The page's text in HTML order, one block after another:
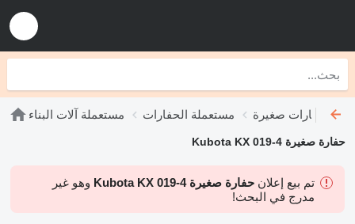
مستعملة آلات البناء مستعملة الحفارات حفارات صغيرة
حفارة صغيرة Kubota KX 019-4
تم بيع إعلان حفارة صغيرة Kubota KX 019-4
وهو غير
مدرج في البحث!